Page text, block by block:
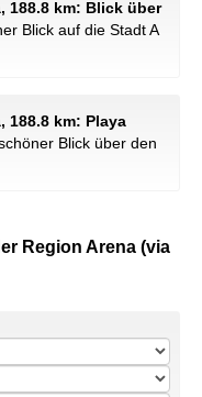
188.8 km: Blick über
Blick auf die Stadt A
188.8 km: Playa
Blick über den
Region Arena (via